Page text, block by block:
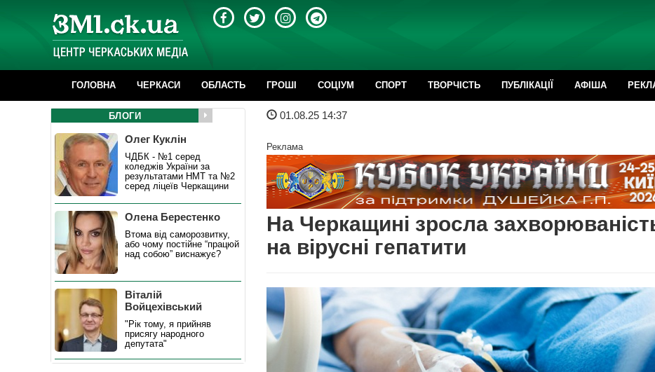
ГОЛОВНА ЧЕРКАСИ ОБЛАСТЬ ГРОШІ CОЦІУМ СПОРТ ТВОРЧІСТЬ ПУБЛІКАЦІЇ АФІША
01.08.25 14:37
Реклама
На Черкащині зросла
на вірусні гепатити
БЛОГИ
Олег Куклін
ЧДБК - №1 серед
коледжів України за
результатами НМТ та №2
серед ліцеїв Черкащини
Олена Берестенко
Втома від саморозвитку,
або чому постійне “працюй
над собою” виснажує?
Віталій
Войцехівський
"Рік тому, я прийняв
присягу народного
депутата"